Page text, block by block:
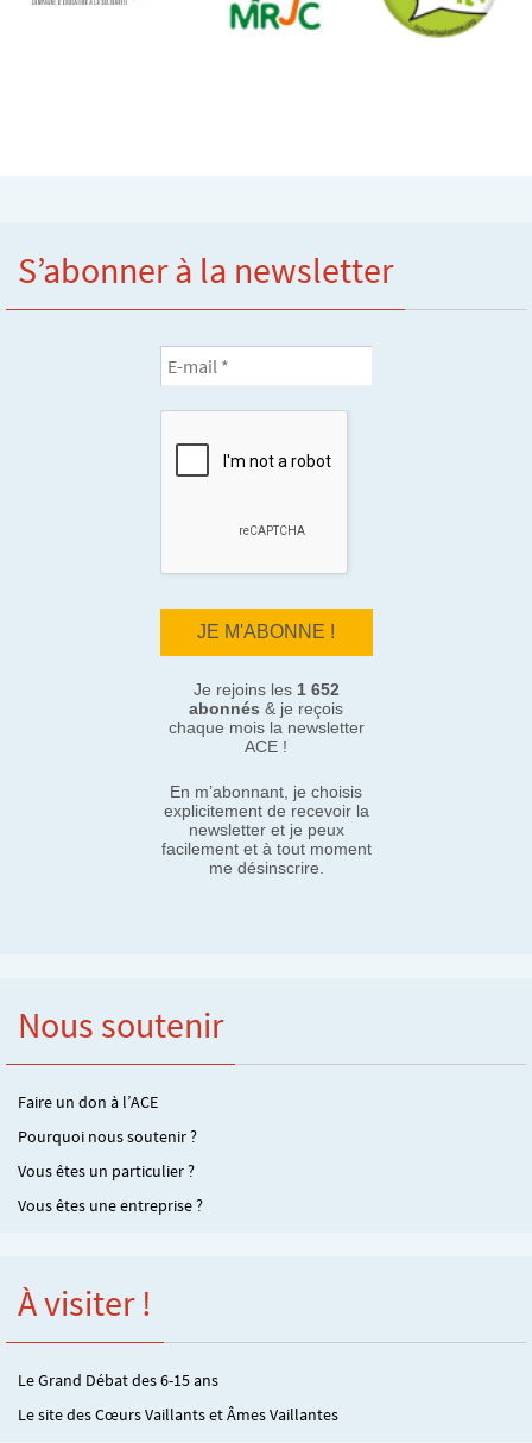
S’abonner à la newsletter
Je rejoins les 1 652
abonnés & je reçois
chaque mois la newsletter
ACE !
En m’abonnant, je choisis
explicitement de recevoir la
newsletter et je peux
facilement et à tout moment
me désinscrire.
Nous soutenir
Faire un don à l’ACE
Pourquoi nous soutenir ?
Vous êtes un particulier ?
Vous êtes une entreprise ?
À visiter !
Le Grand Débat des 6-15 ans
Le site des Cœurs Vaillants et Âmes Vaillantes